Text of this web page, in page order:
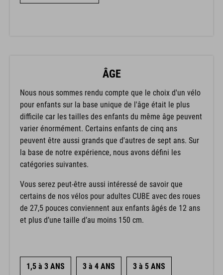
ÂGE
Nous nous sommes rendu compte que le choix d'un vélo
pour enfants sur la base unique de l'âge était le plus
difficile car les tailles des enfants du même âge peuvent
varier énormément. Certains enfants de cinq ans
peuvent être aussi grands que d'autres de sept ans. Sur
la base de notre expérience, nous avons défini les
catégories suivantes.
Vous serez peut-être aussi intéressé de savoir que
certains de nos vélos pour adultes CUBE avec des roues
de 27,5 pouces conviennent aux enfants âgés de 12 ans
et plus d’une taille d’au moins 150 cm.
1,5 à 3 ANS 3 à 4 ANS 3 à 5 ANS